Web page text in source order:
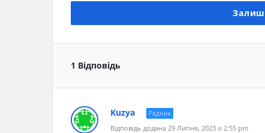
1 Відповідь
Kuzya
Радник
Відповідь додана 29 Липня, 2023 о 2:55 pm